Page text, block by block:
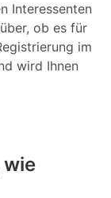
Interessenten
ob es für
im
wird Ihnen